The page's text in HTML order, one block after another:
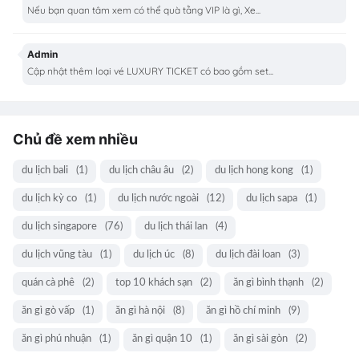
Nếu bạn quan tâm xem có thể quà tằng VIP là gì, Xe...
Admin
Cập nhật thêm loại vé LUXURY TICKET có bao gồm set...
Chủ đề xem nhiều
du lịch bali (1) du lịch châu âu (2) du lịch hong kong (1)
du lịch kỳ co (1) du lịch nước ngoài (12) du lịch sapa (1)
du lịch singapore (76) du lịch thái lan (4)
du lịch vũng tàu (1) du lịch úc (8) du lịch đài loan (3)
quán cà phê (2) top 10 khách sạn (2) ăn gì bình thạnh (2)
ăn gì gò vấp (1) ăn gì hà nội (8) ăn gì hồ chí minh (9)
ăn gì phú nhuận (1) ăn gì quận 10 (1) ăn gì sài gòn (2)